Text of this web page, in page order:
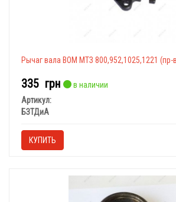
Рычаг вала ВОМ МТЗ 800,952,1025,1221
335 грн
в наличии
Артикул:
БЗТДиА
КУПИТЬ